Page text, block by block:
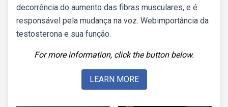
decorrência do aumento das fibras musculares, e é
responsável pela mudança na voz. Webimportância da
testosterona e sua função.
For more information, click the button below.
LEARN MORE